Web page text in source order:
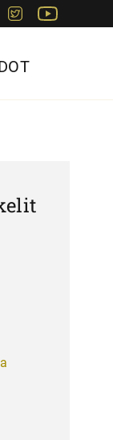
Instagram
Twitter